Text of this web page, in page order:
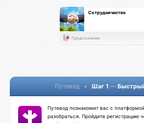
Сотрудничество
Предложение
Путевод • Шаг 1 —
Путевод познакомит вас с
разобраться. Пройдите регистрацию